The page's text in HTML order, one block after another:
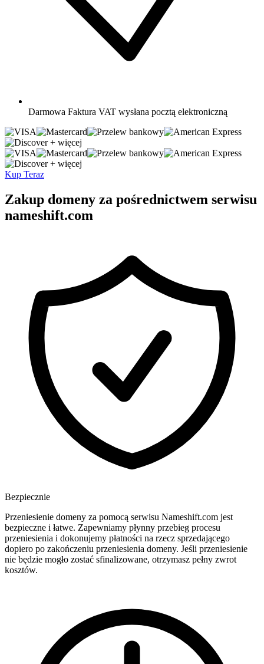
Darmowa Faktura VAT wysłana pocztą elektroniczną
+ więcej
+ więcej
Kup Teraz
Zakup domeny za pośrednictwem serwisu
nameshift.com
Bezpiecznie
Przeniesienie domeny za pomocą serwisu Nameshift.com jest
bezpieczne i łatwe. Zapewniamy płynny przebieg procesu
przeniesienia i dokonujemy płatności na rzecz sprzedającego
dopiero po zakończeniu przeniesienia domeny. Jeśli przeniesienie
nie będzie mogło zostać sfinalizowane, otrzymasz pełny zwrot
kosztów.